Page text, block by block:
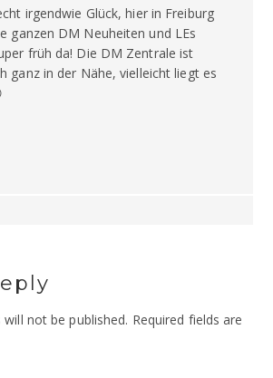
irgendwie Glück, hier in Freiburg
ganzen DM Neuheiten und LEs
früh da! Die DM Zentrale ist
ganz in der Nähe, vielleicht liegt es
not be published. Required fields are